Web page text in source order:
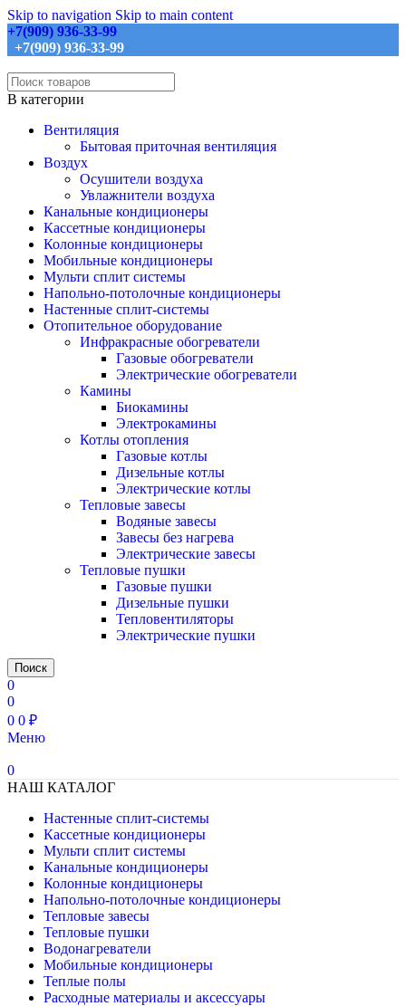
Skip to navigation Skip to main content
+7(909) 936-33-99
+7(909) 936-33-99
В категории
Вентиляция
Бытовая приточная вентиляция
Воздух
Осушители воздуха
Увлажнители воздуха
Канальные кондиционеры
Кассетные кондиционеры
Колонные кондиционеры
Мобильные кондиционеры
Мульти сплит системы
Напольно-потолочные кондиционеры
Настенные сплит-системы
Отопительное оборудование
Инфракрасные обогреватели
Газовые обогреватели
Электрические обогреватели
Камины
Биокамины
Электрокамины
Котлы отопления
Газовые котлы
Дизельные котлы
Электрические котлы
Тепловые завесы
Водяные завесы
Завесы без нагрева
Электрические завесы
Тепловые пушки
Газовые пушки
Дизельные пушки
Тепловентиляторы
Электрические пушки
Поиск
0
0
0 0 ₽
Меню
0
НАШ КАТАЛОГ
Настенные сплит-системы
Кассетные кондиционеры
Мульти сплит системы
Канальные кондиционеры
Колонные кондиционеры
Напольно-потолочные кондиционеры
Тепловые завесы
Тепловые пушки
Водонагреватели
Мобильные кондиционеры
Теплые полы
Расходные материалы и аксессуары